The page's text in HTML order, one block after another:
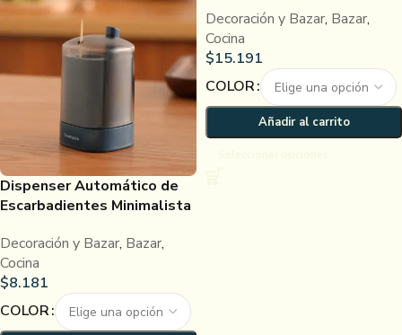
Dispenser Automático de
Escarbadientes Minimalista
Decoración y Bazar, Bazar,
Cocina
$8.181
COLOR
Decoración y Bazar, Bazar,
Cocina
$15.191
COLOR
Añadir al carrito